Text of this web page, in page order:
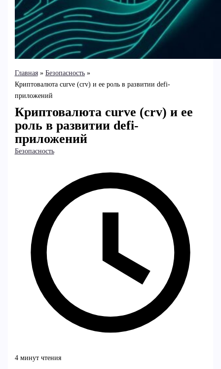
Главная
Безопасность
Криптовалюта curve (crv) и ее роль в развитии defi-
приложений
Криптовалюта curve (crv) и ее
роль в развитии defi-
приложений
Безопасность
4 минут чтения